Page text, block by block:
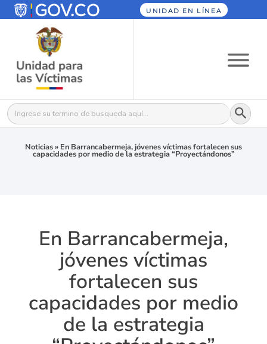
UNIDAD EN LÍNEA
Buscar: Botón
Noticias» En Barrancabermeja, jóvenes víctimas fortalecen sus
capacidades por medio de la estrategia “Proyectándonos”
En Barrancabermeja,
jóvenes víctimas
fortalecen sus
capacidades por medio
de la estrategia